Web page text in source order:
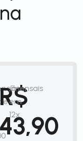
/mensais
em
12x